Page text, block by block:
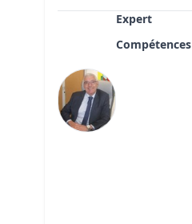
Expert
Compétences